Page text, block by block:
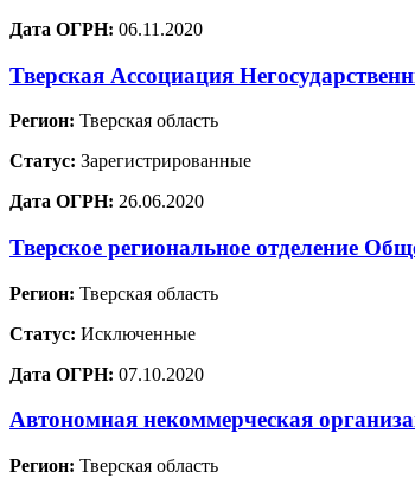
Дата ОГРН: 06.11.2020
Тверская Ассоциация
Регион: Тверская область
Статус: Зарегистрированные
Дата ОГРН: 26.06.2020
Тверское региональное
Регион: Тверская область
Статус: Исключенные
Дата ОГРН: 07.10.2020
Автономная некоммерческая
Регион: Тверская область